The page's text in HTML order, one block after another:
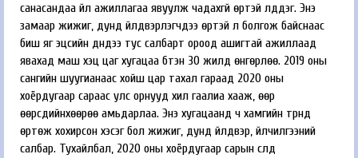
санасандаа үйл ажиллагаа явуулж чадахгүй өртэй үлддэг. Энэ
замаар жижиг, дунд үйлдвэрлэгчдээ өртэй л болгож байснаас
биш яг эцсийн дүндээ тус салбарт ороод ашигтай ажиллаад
явахад маш хэцүү цаг хугацаа бүтэн 30 жилд өнгөрлөө. 2019 оны
сангийн шуугианаас хойш цар тахал гараад 2020 оны
хоёрдугаар сараас улс орнууд хил гаалиа хааж, өөр
өөрсдийнхөөрөө амьдарлаа. Энэ хугацаанд ч хамгийн түрүүнд
өртөж хохирсон хэсэг бол жижиг, дунд үйлдвэр, үйлчилгээний
салбар. Тухайлбал, 2020 оны хоёрдугаар сарын сүүлд